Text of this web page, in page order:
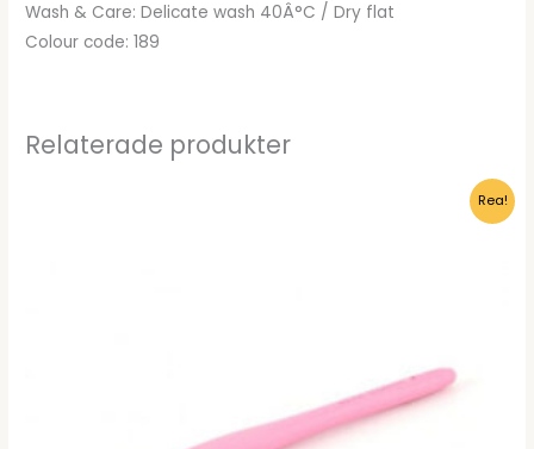
Wash & Care: Delicate wash 40Â°C / Dry flat
Colour code: 189
Relaterade produkter
Rea!